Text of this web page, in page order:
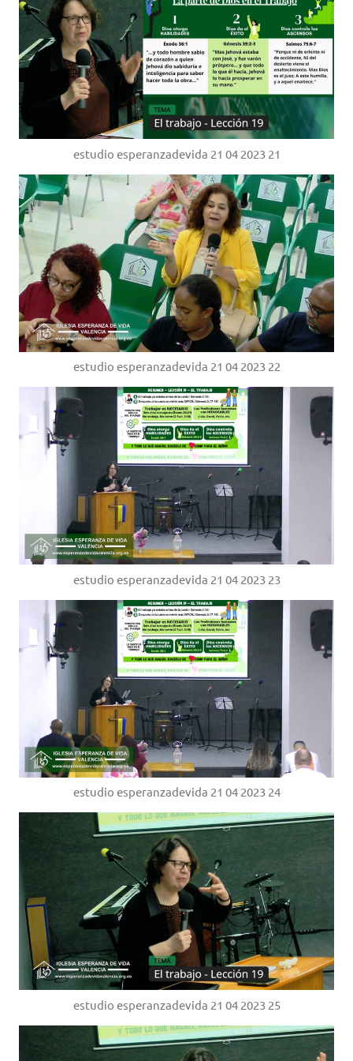
estudio esperanzadevida 21 04 2023 21
estudio esperanzadevida 21 04 2023 22
estudio esperanzadevida 21 04 2023 23
estudio esperanzadevida 21 04 2023 24
estudio esperanzadevida 21 04 2023 25